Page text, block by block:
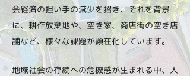
会経済の担い手の減少を招き、それを背景
に、耕作放棄地や、空き家、商店街の空き店
舗など、様々な課題が顕在化しています。
地域社会の存続への危機感が生まれる中、人